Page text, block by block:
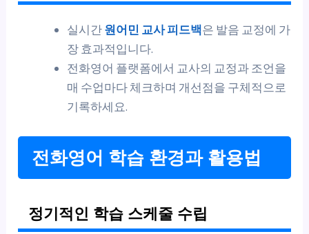
실시간원어민 교사 피드백은 발음 교정에 가
장 효과적입니다.
전화영어 플랫폼에서 교사의 교정과 조언을
매 수업마다 체크하며 개선점을 구체적으로
기록하세요.
전화영어 학습 환경과 활용법
정기적인 학습 스케줄 수립